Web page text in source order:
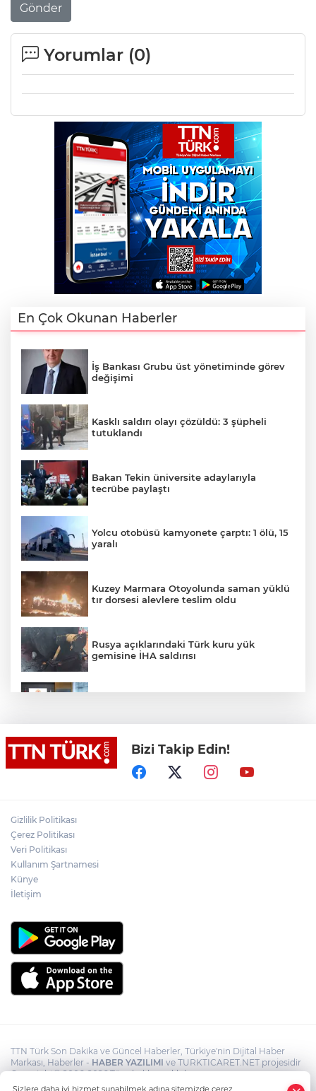
Gönder
Yorumlar (0)
En Çok Okunan Haberler
İş Bankası Grubu üst yönetiminde görev
değişimi
Kasklı saldırı olayı çözüldü: 3 şüpheli
tutuklandı
Bakan Tekin üniversite adaylarıyla
tecrübe paylaştı
Yolcu otobüsü kamyonete çarptı: 1 ölü, 15
yaralı
Kuzey Marmara Otoyolunda saman yüklü
tır dorsesi alevlere teslim oldu
Rusya açıklarındaki Türk kuru yük
gemisine İHA saldırısı
Lukaku Fener’e mi, Beşiktaş’a mı geliyor?
Rojin Kabaiş, Hiranur Nilgün Aygar ve
Kıvanç Uman’ın ailelerini hedef alam
Bizi Takip Edin!
Gizlilik Politikası
Çerez Politikası
Veri Politikası
Kullanım Şartnamesi
Künye
İletişim
TTN Türk Son Dakika ve Güncel Haberler, Türkiye'nin Dijital Haber
Markası, Haberler - HABER YAZILIMI ve TURKTICARET.NET projesidir
Copyright© 2006-2026 Tüm hakları saklıdır.
Sizlere daha iyi hizmet sunabilmek adına sitemizde çerez